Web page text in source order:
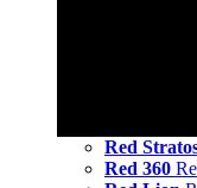
Red
Red 360